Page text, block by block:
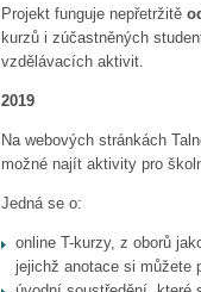
Projekt funguje nepřetržitě
kurzů i zúčastněných
vzdělávacích aktivit.
2019
Na webových stránkách
možné najít aktivity pro
Jedná se o:
online T-kurzy, z oborů
jejichž anotace si můžete